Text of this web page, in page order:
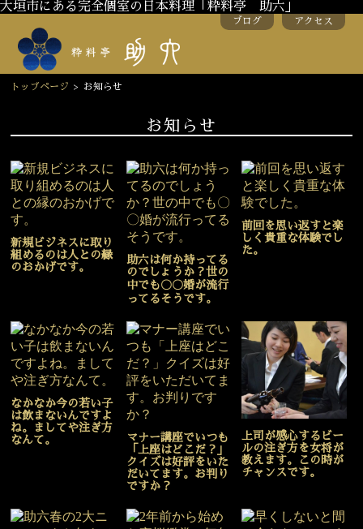
大垣市にある完全個室の日本料理「粋料亭 助六」
ブログ アクセス
トップページ > お知らせ
お知らせ
新規ビジネスに取り
組めるのは人との縁
のおかげです。
助六は何か持ってる
のでしょうか？世の
中でも〇〇婚が流行
ってるそうです。
前回を思い返すと楽
しく貴重な体験でし
た。
なかなか今の若い子
は飲まないんですよ
ね。ましてや注ぎ方
なんて。
マナー講座でいつも
「上座はどこだ？」
クイズは好評をいた
だいてます。お判り
ですか？
上司が感心するビー
ルの注ぎ方を女将が
教えます。この時が
チャンスです。